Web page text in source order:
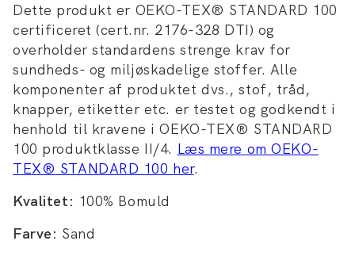
Dette produkt er OEKO-TEX® STANDARD 100
certificeret (cert.nr. 2176-328 DTI) og
overholder standardens strenge krav for
sundheds- og miljøskadelige stoffer. Alle
komponenter af produktet dvs., stof, tråd,
knapper, etiketter etc. er testet og godkendt i
henhold til kravene i OEKO-TEX® STANDARD
100 produktklasse II/4. Læs mere om OEKO-
TEX® STANDARD 100 her.
Kvalitet: 100% Bomuld
Farve: Sand